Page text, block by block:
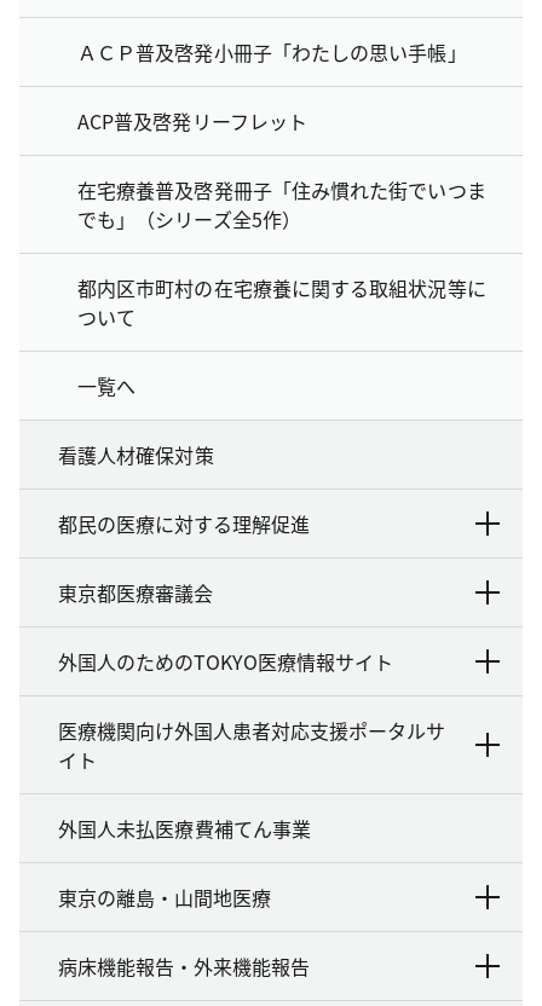
ＡＣＰ普及啓発小冊子「わたしの思い手帳」
ACP普及啓発リーフレット
在宅療養普及啓発冊子「住み慣れた街でいつま
でも」（シリーズ全5作）
都内区市町村の在宅療養に関する取組状況等に
ついて
一覧へ
看護人材確保対策
都民の医療に対する理解促進
東京都医療審議会
外国人のためのTOKYO医療情報サイト
医療機関向け外国人患者対応支援ポータルサ
イト
外国人未払医療費補てん事業
東京の離島・山間地医療
病床機能報告・外来機能報告